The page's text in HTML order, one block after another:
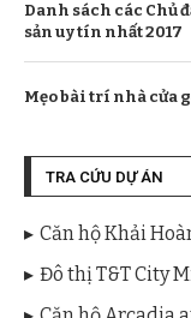
Danh sách các Chủ
sản uy tín nhất 2017
Mẹo bài trí nhà cửa
TRA CỨU DỰ ÁN
Căn hộ Khải
Đô thị T&T City